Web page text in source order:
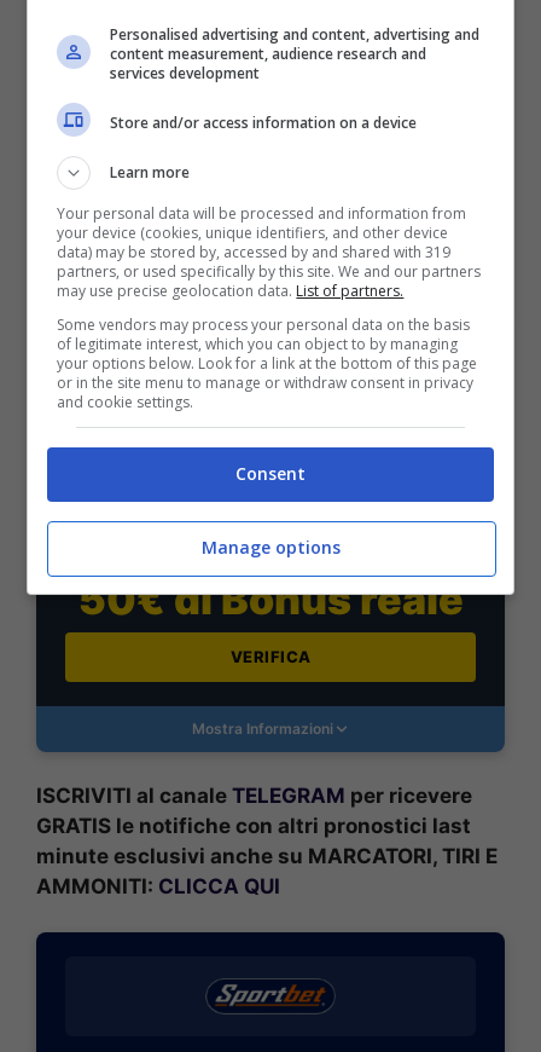
BONUS DAZNBET: 200€ REAL BONUS
Benvenuto Sport 50% fino a 50€ + 150€
versamento+ 5€ a settimana fino a 150€
VERIFICA
Mostra Informazioni
FastBet
BONUS BENVENUTO FASTBET
Bonus FastBet: 50€ di Bonus Benvenuto
scommesse
ricevi il 50% gratis sul primo deposito fino a 50€
50€ di Bonus reale
VERIFICA
Mostra Informazioni
ISCRIVITI al canale TELEGRAM per ricevere
GRATIS le notifiche con altri pronostici last
minute esclusivi anche su MARCATORI, TIRI E
AMMONITI: CLICCA QUI
Personalised advertising and content, advertising and
content measurement, audience research and
services development
Store and/or access information on a device
Learn more
Your personal data will be processed and information from
your device (cookies, unique identifiers, and other device
data) may be stored by, accessed by and shared with 319
partners, or used specifically by this site. We and our partners
may use precise geolocation data. List of partners.
Some vendors may process your personal data on the basis
of legitimate interest, which you can object to by managing
your options below. Look for a link at the bottom of this page
or in the site menu to manage or withdraw consent in privacy
and cookie settings.
Consent
Manage options